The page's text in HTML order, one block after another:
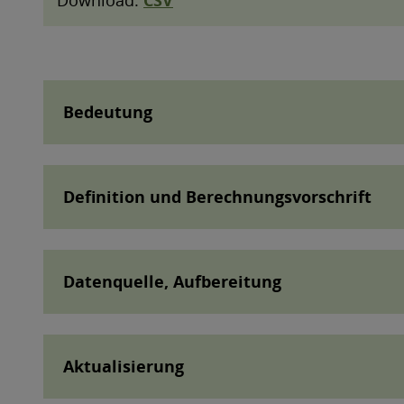
Bedeutung
Definition und Berechnungsvorschrift
Datenquelle, Aufbereitung
Aktualisierung